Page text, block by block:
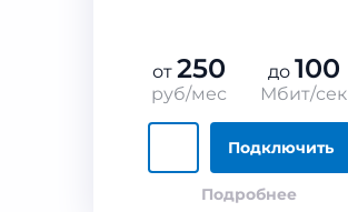
от 250
руб/мес
до 100
Мбит/сек
Подключить
Подробнее